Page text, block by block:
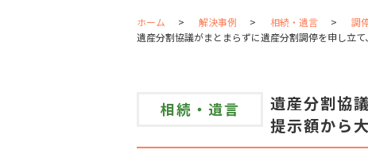
ホーム 解決事例 相続・遺言
調
遺産分割協議がまとまらずに遺産分割調停を申し立
相続・遺言
遺産分割協
提示額から